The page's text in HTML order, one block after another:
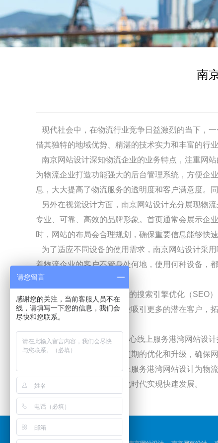
南
现代社会中，在物流行业竞争日益激烈的当下，
借其独特的地域优势、精湛的技术实力和丰富的行
南京网站设计深知物流企业的业务特点，注重网
为物流企业打造功能强大的后台管理系统，方便企
息，大大提高了物流服务的透明度和客户满意度。
另外在视觉设计方面， 南京网站设计充分展现物
专业、可靠、高效的品牌形象。首页通常会展示企
时，网站的布局会合理规划，确保重要信息能够快
为了适应不同设备的使用需求， 南京网站设计采
着物流企业的客户不管身处何地，使用何种设备，
务，提高工作效率。
南京
网站设计还注重网站的搜索引擎优化（SEO
和流量。这有助于物流企业吸引更多的潜在客户，
最后，为物流企业打造贴心线上服务港湾网站设计
和市场需求，对网站进行定期的优化和升级，确保网
为物流企业打造贴心线上服务港湾网站设计为物
求，助力物流企业在数字化时代实现快速发展。
友情链接：
请您留言
感谢您的关注，当前客服人员不在
线，请填写一下您的信息，我们会
尽快和您联系。